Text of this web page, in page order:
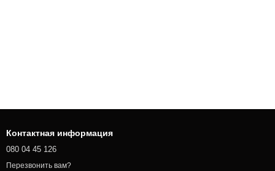
Контактная информация
080 04 45 126
Перезвонить вам?